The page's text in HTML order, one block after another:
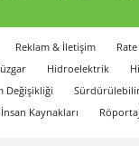
Reklam & İletişim
Hidroelektrik
Değişikliği
İnsan Kaynakları